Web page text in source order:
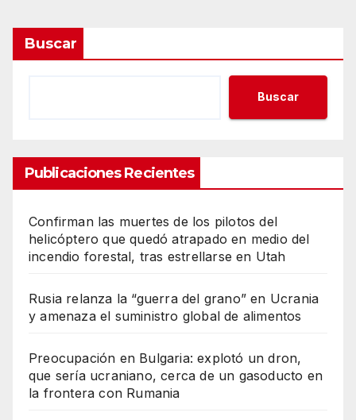
Buscar
Buscar
Publicaciones Recientes
Confirman las muertes de los pilotos del
helicóptero que quedó atrapado en medio del
incendio forestal, tras estrellarse en Utah
Rusia relanza la “guerra del grano” en Ucrania
y amenaza el suministro global de alimentos
Preocupación en Bulgaria: explotó un dron,
que sería ucraniano, cerca de un gasoducto en
la frontera con Rumania